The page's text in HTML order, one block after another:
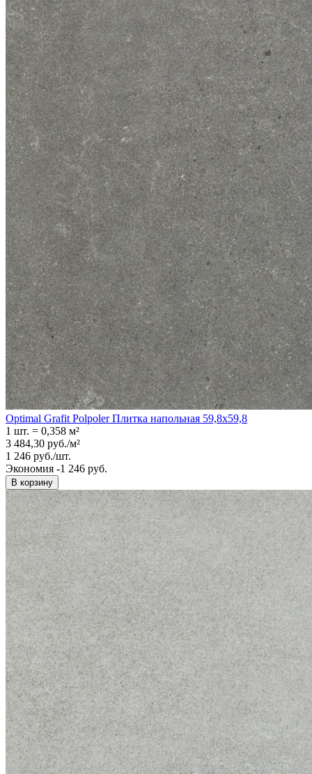
Optimal Grafit Polpoler Плитка напольная 59,8x59,8
1 шт. = 0,358 м²
3 484,30 руб./м²
1 246 руб./шт.
Экономия -1 246 руб.
В корзину